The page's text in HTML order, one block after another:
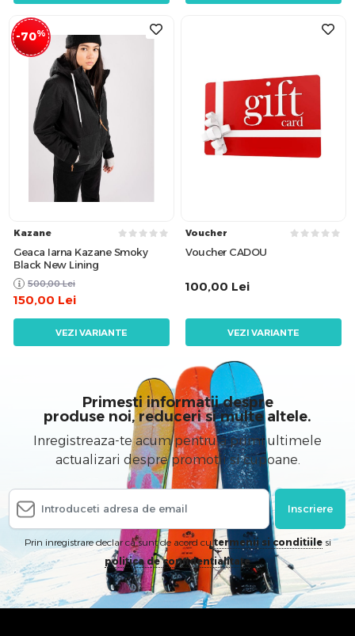
-70%
Kazane
Geaca Iarna Kazane Smoky
Black New Lining
500,00 Lei
150,00 Lei
VEZI VARIANTE
Voucher
Voucher CADOU
100,00 Lei
VEZI VARIANTE
Primesti informatii despre
produse noi, reduceri si multe altele.
Inregistreaza-te acum pentru a primi ultimele
actualizari despre promotii si cupoane.
Inscriere
Prin inregistrare declar ca sunt de acord cutermenii si conditiilesi
politica de confidentialitate